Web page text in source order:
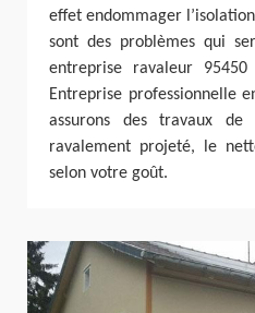
effet endommager
sont des problèmes qui
entreprise ravaleur 95450
Entreprise professionnelle
assurons des travaux
ravalement projeté, le
selon votre goût.